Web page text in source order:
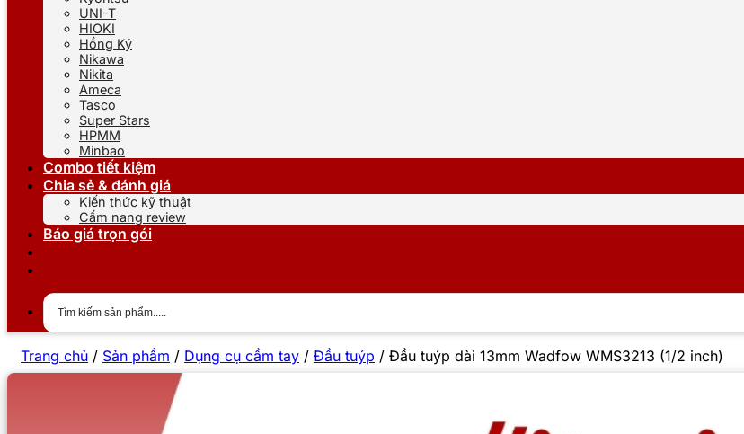
UNI-T
HIOKI
Hồng Ký
Nikawa
Nikita
Ameca
Tasco
Super Stars
HPMM
Minbao
Combo tiết kiệm
Chia sẻ & đánh giá
Kiến thức kỹ thuật
Cẩm nang review
Báo giá trọn gói
Trang chủ / Sản phẩm / Dụng cụ cầm tay / Đầu tuýp / Đầu tuýp dài 13mm Wadfow WMS3213 (1/2 inch)